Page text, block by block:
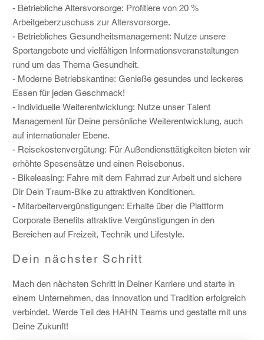
- Betriebliche Altersvorsorge: Profitiere von 20 %
Arbeitgeberzuschuss zur Altersvorsorge.
- Betriebliches Gesundheitsmanagement: Nutze unsere
Sportangebote und vielfältigen Informationsveranstaltungen
rund um das Thema Gesundheit.
- Moderne Betriebskantine: Genieße gesundes und leckeres
Essen für jeden Geschmack!
- Individuelle Weiterentwicklung: Nutze unser Talent
Management für Deine persönliche Weiterentwicklung, auch
auf internationaler Ebene.
- Reisekostenvergütung: Für Außendiensttätigkeiten bieten wir
erhöhte Spesensätze und einen Reisebonus.
- Bikeleasing: Fahre mit dem Fahrrad zur Arbeit und sichere
Dir Dein Traum-Bike zu attraktiven Konditionen.
- Mitarbeitervergünstigungen: Erhalte über die Plattform
Corporate Benefits attraktive Vergünstigungen in den
Bereichen auf Freizeit, Technik und Lifestyle.
Dein nächster Schritt
Mach den nächsten Schritt in Deiner Karriere und starte in
einem Unternehmen, das Innovation und Tradition erfolgreich
verbindet. Werde Teil des HAHN Teams und gestalte mit uns
Deine Zukunft!